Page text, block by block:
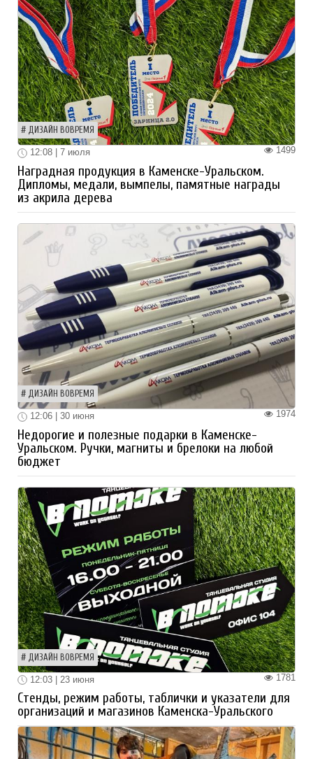
ДИЗАЙН ВОВРЕМЯ
1499
12:08 | 7 июля
Наградная продукция в Каменске-Уральском.
Дипломы, медали, вымпелы, памятные награды
из акрила дерева
ДИЗАЙН ВОВРЕМЯ
1974
12:06 | 30 июня
Недорогие и полезные подарки в Каменске-
Уральском. Ручки, магниты и брелоки на любой
бюджет
ДИЗАЙН ВОВРЕМЯ
1781
12:03 | 23 июня
Стенды, режим работы, таблички и указатели для
организаций и магазинов Каменска-Уральского